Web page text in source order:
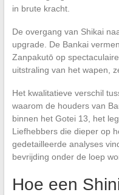
in brute kracht.
De overgang van Shikai
upgrade. De Bankai
Zanpakutō op
uitstraling van het wapen,
Het kwalitatieve verschil
waarom de houders van
binnen het Gotei 13, het
Liefhebbers die dieper op
gedetailleerde analyses
bevrijding onder de loep
Hoe een